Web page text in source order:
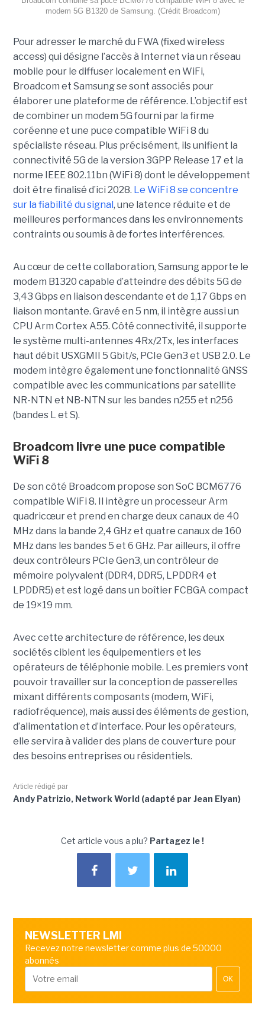
modem 5G B1320 de Samsung. (Crédit Broadcom)
Pour adresser le marché du FWA (fixed wireless
access) qui désigne l’accès à Internet via un réseau
mobile pour le diffuser localement en WiFi,
Broadcom et Samsung se sont associés pour
élaborer une plateforme de référence. L’objectif est
de combiner un modem 5G fourni par la firme
coréenne et une puce compatible WiFi 8 du
spécialiste réseau. Plus précisément, ils unifient la
connectivité 5G de la version 3GPP Release 17 et la
norme IEEE 802.11bn (WiFi 8) dont le développement
doit être finalisé d’ici 2028. Le WiFi 8 se concentre
sur la fiabilité du signal , une latence réduite et de
meilleures performances dans les environnements
contraints ou soumis à de fortes interférences.
Au cœur de cette collaboration, Samsung apporte le
modem B1320 capable d’atteindre des débits 5G de
3,43 Gbps en liaison descendante et de 1,17 Gbps en
liaison montante. Gravé en 5 nm, il intègre aussi un
CPU Arm Cortex A55. Côté connectivité, il supporte
le système multi-antennes 4Rx/2Tx, les interfaces
haut débit USXGMII 5 Gbit/s, PCIe Gen3 et USB 2.0. Le
modem intègre également une fonctionnalité GNSS
compatible avec les communications par satellite
NR-NTN et NB-NTN sur les bandes n255 et n256
(bandes L et S).
Broadcom livre une puce compatible
WiFi 8
De son côté Broadcom propose son SoC BCM6776
compatible WiFi 8. Il intègre un processeur Arm
quadricœur et prend en charge deux canaux de 40
MHz dans la bande 2,4 GHz et quatre canaux de 160
MHz dans les bandes 5 et 6 GHz. Par ailleurs, il offre
deux contrôleurs PCIe Gen3, un contrôleur de
mémoire polyvalent (DDR4, DDR5, LPDDR4 et
LPDDR5) et est logé dans un boîtier FCBGA compact
de 19×19 mm.
Avec cette architecture de référence, les deux
sociétés ciblent les équipementiers et les
opérateurs de téléphonie mobile. Les premiers vont
pouvoir travailler sur la conception de passerelles
mixant différents composants (modem, WiFi,
radiofréquence), mais aussi des éléments de gestion,
d’alimentation et d’interface. Pour les opérateurs,
elle servira à valider des plans de couverture pour
des besoins entreprises ou résidentiels.
Article rédigé par
Andy Patrizio, Network World (adapté par Jean Elyan)
Cet article vous a plu? Partagez le !
NEWSLETTER LMI
Recevez notre newsletter comme plus de 50000
abonnés
OK